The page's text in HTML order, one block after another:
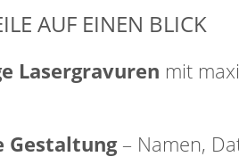
AUF EINEN BLICK
Lasergravuren mit
Gestaltung– Namen,